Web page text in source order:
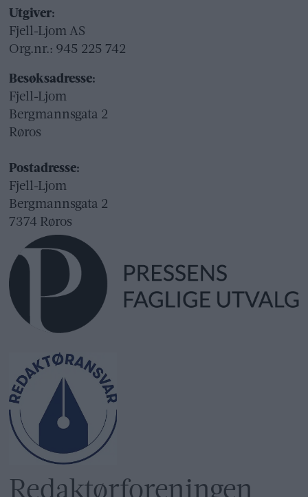
Utgiver:
Fjell-Ljom AS
Org.nr.: 945 225 742
Besøksadresse:
Fjell-Ljom
Bergmannsgata 2
Røros
Postadresse:
Fjell-Ljom
Bergmannsgata 2
7374 Røros
Redaktør­foreningen